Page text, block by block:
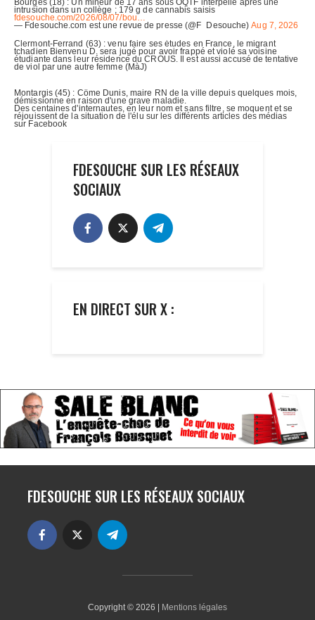
FDESOUCHE SUR LES RÉSEAUX
SOCIAUX
EN DIRECT SUR X :
FDESOUCHE SUR LES RÉSEAUX SOCIAUX
Copyright © 2026 | Mentions légales